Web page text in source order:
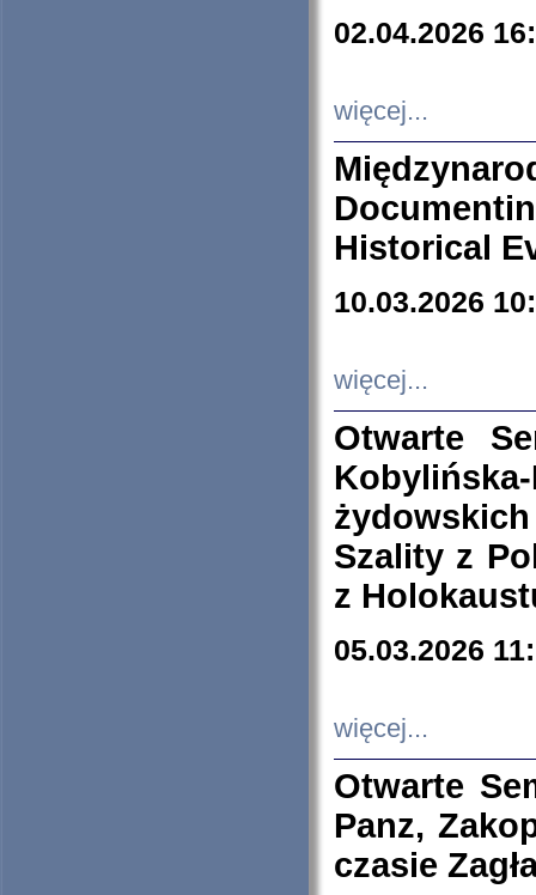
02.04.2026
więcej...
Historical
10.03.2026
więcej...
Otwarte
Szality z
z
05.03.2026
więcej...
Otwarte
Panz,
czasie